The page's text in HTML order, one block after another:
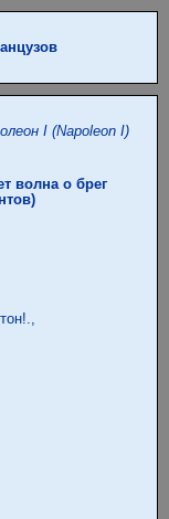
I (Napoleon I)
волна о брег